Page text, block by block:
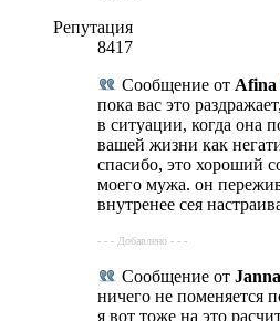
Репутация
8417
Сообщение от Afina
пока вас это
в ситуации, когда она
вашей жизни как
спасибо, это хороший
моего мужа. он
внутренее сея
- - - Добавлено - - -
Сообщение от Janna
ничего не поменяется
я вот тоже на это